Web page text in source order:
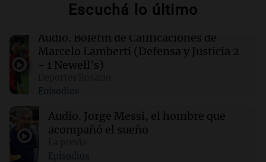
Clima en Santa Fe: cómo estará el tiempo este
00:12 Mundo
Colombia confirma la muerte de un cabecilla
militar
00:11 Clima
Clima en Rosario: cómo estará el tiempo este
lunes 10 de agosto
Escuchá lo último
Audio. Boletín de Calificaciones de
Marcelo Lamberti (Defensa y Justicia 2
- 1 Newell's)
Episodios
Audio. Jorge Messi, el hombre que
acompañó el sueño
Episodios